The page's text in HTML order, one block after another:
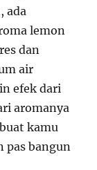
ada
lemon
dan
air
efek dari
aromanya
kamu
pas bangun